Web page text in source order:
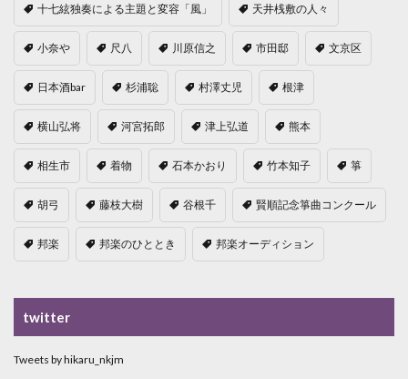
十七絃独奏による主題と変容「風」 天井桟敷の人々
小奈や 尺八 川原信之 市田邸 文京区
日本酒bar 杉浦聡 村澤丈児 根津
横山弘将 河宮拓郎 津上弘道 熊本
相生市 着物 石本かおり 竹本知子 箏
胡弓 藤枝大樹 谷根千 賢順記念箏曲コンクール
邦楽 邦楽のひととき 邦楽オーディション
twitter
Tweets by hikaru_nkjm